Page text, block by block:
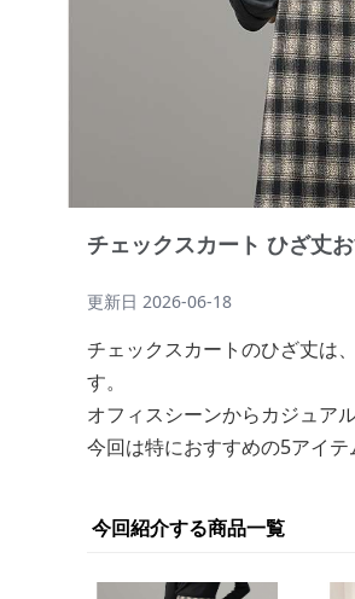
チェックスカート ひざ丈
更新日 2026-06-18
チェックスカートのひざ丈は
す。
オフィスシーンからカジュア
今回は特におすすめの5アイテ
今回紹介する商品一覧